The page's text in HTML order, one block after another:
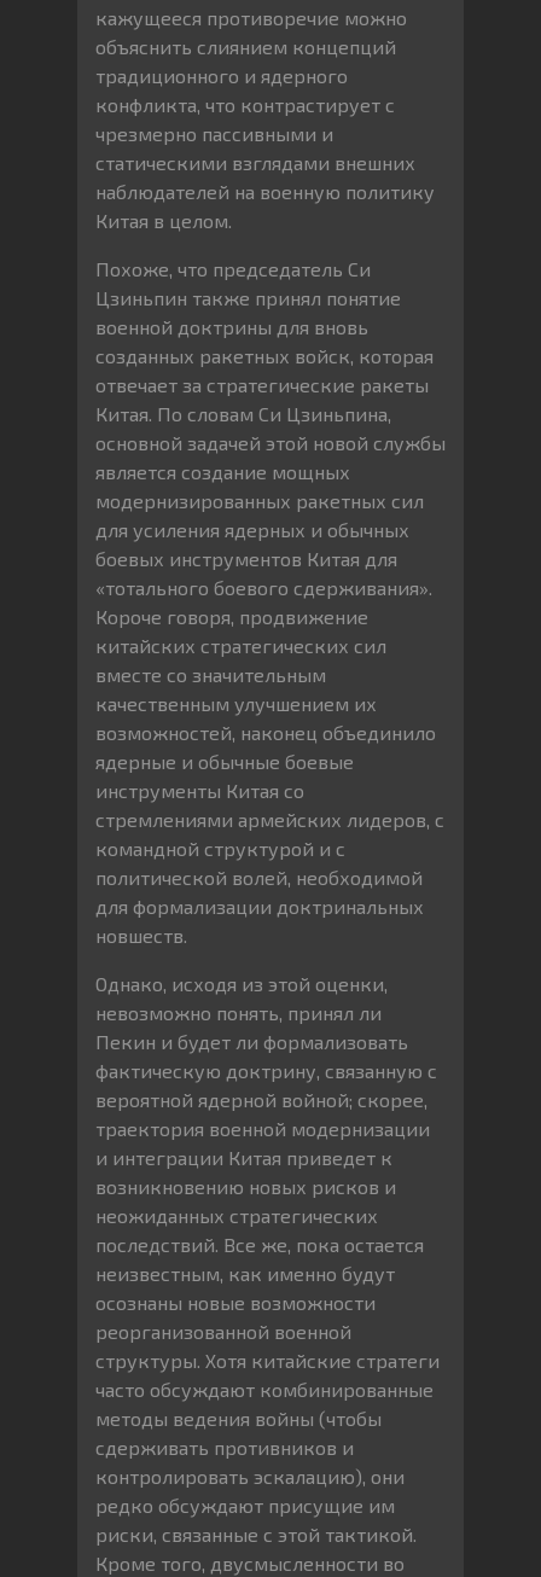
кажущееся противоречие можно
объяснить слиянием концепций
традиционного и ядерного
конфликта, что контрастирует с
чрезмерно пассивными и
статическими взглядами внешних
наблюдателей на военную политику
Китая в целом.
Похоже, что председатель Си
Цзиньпин также принял понятие
военной доктрины для вновь
созданных ракетных войск, которая
отвечает за стратегические ракеты
Китая. По словам Си Цзиньпина,
основной задачей этой новой службы
является создание мощных
модернизированных ракетных сил
для усиления ядерных и обычных
боевых инструментов Китая для
«тотального боевого сдерживания».
Короче говоря, продвижение
китайских стратегических сил
вместе со значительным
качественным улучшением их
возможностей, наконец объединило
ядерные и обычные боевые
инструменты Китая со
стремлениями армейских лидеров, с
командной структурой и с
политической волей, необходимой
для формализации доктринальных
новшеств.
Однако, исходя из этой оценки,
невозможно понять, принял ли
Пекин и будет ли формализовать
фактическую доктрину, связанную с
вероятной ядерной войной; скорее,
траектория военной модернизации
и интеграции Китая приведет к
возникновению новых рисков и
неожиданных стратегических
последствий. Все же, пока остается
неизвестным, как именно будут
осознаны новые возможности
реорганизованной военной
структуры. Хотя китайские стратеги
часто обсуждают комбинированные
методы ведения войны (чтобы
сдерживать противников и
контролировать эскалацию), они
редко обсуждают присущие им
риски, связанные с этой тактикой.
Кроме того, двусмысленности во